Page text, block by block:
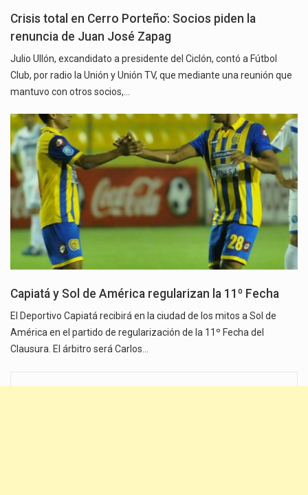
Crisis total en Cerro Porteño: Socios piden la
renuncia de Juan José Zapag
Julio Ullón, excandidato a presidente del Ciclón, contó a Fútbol
Club, por radio la Unión y Unión TV, que mediante una reunión que
mantuvo con otros socios,…
Capiatá y Sol de América regularizan la 11º Fecha
El Deportivo Capiatá recibirá en la ciudad de los mitos a Sol de
América en el partido de regularización de la 11º Fecha del
Clausura. El árbitro será Carlos…